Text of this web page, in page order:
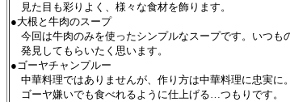
見た目も彩りよく、様々な食材を飾ります。
●大根と牛肉のスープ
今回は牛肉のみを使ったシンプルなスープです。いつも
発見してもらいたく思います。
●ゴーヤチャンプルー
中華料理ではありませんが、作り方は中華料理に忠実に
ゴーヤ嫌いでも食べれるように仕上げる…つもりです。